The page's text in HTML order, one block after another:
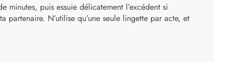
puis essuie délicatement l’excédent si
N’utilise qu’une seule lingette par acte, et